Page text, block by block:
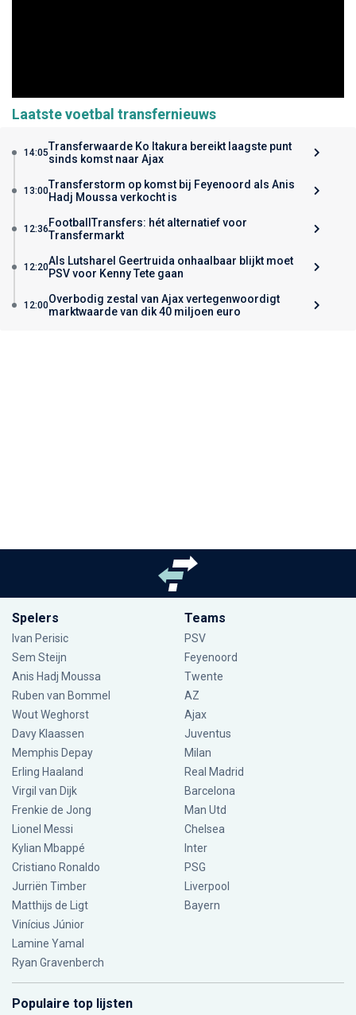
Laatste voetbal transfernieuws
14:05Transferwaarde Ko Itakura bereikt laagste punt
sinds komst naar Ajax
13:00Transferstorm op komst bij Feyenoord als Anis
Hadj Moussa verkocht is
12:36FootballTransfers: hét alternatief voor
Transfermarkt
12:20Als Lutsharel Geertruida onhaalbaar blijkt moet
PSV voor Kenny Tete gaan
12:00Overbodig zestal van Ajax vertegenwoordigt
marktwaarde van dik 40 miljoen euro
Spelers
Ivan Perisic
Sem Steijn
Anis Hadj Moussa
Ruben van Bommel
Wout Weghorst
Davy Klaassen
Memphis Depay
Erling Haaland
Virgil van Dijk
Frenkie de Jong
Lionel Messi
Kylian Mbappé
Cristiano Ronaldo
Jurriën Timber
Matthijs de Ligt
Vinícius Júnior
Lamine Yamal
Ryan Gravenberch
Teams
PSV
Feyenoord
Twente
AZ
Ajax
Juventus
Milan
Real Madrid
Barcelona
Man Utd
Chelsea
Inter
PSG
Liverpool
Bayern
Populaire top lijsten